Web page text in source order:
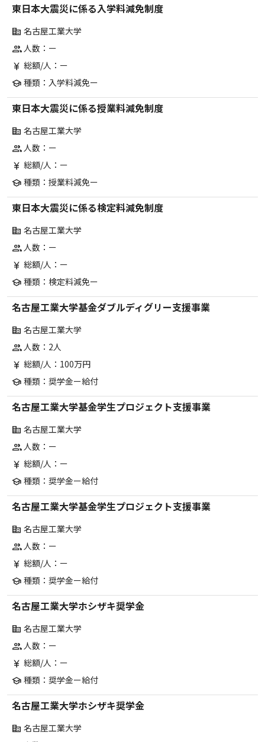
東日本大震災に係る入学料減免制度
corporate_fare 名古屋工業大学
group人数：ー
currency_yen 総額/人：ー
school 種類：入学料減免ー
東日本大震災に係る授業料減免制度
corporate_fare 名古屋工業大学
group人数：ー
currency_yen 総額/人：ー
school 種類：授業料減免ー
東日本大震災に係る検定料減免制度
corporate_fare 名古屋工業大学
group人数：ー
currency_yen 総額/人：ー
school 種類：検定料減免ー
名古屋工業大学基金ダブルディグリー支援事業
corporate_fare 名古屋工業大学
group人数：2人
currency_yen 総額/人：100万円
school 種類：奨学金ー給付
名古屋工業大学基金学生プロジェクト支援事業
corporate_fare 名古屋工業大学
group人数：ー
currency_yen 総額/人：ー
school 種類：奨学金ー給付
名古屋工業大学基金学生プロジェクト支援事業
corporate_fare 名古屋工業大学
group人数：ー
currency_yen 総額/人：ー
school 種類：奨学金ー給付
名古屋工業大学ホシザキ奨学金
corporate_fare 名古屋工業大学
group人数：ー
currency_yen 総額/人：ー
school 種類：奨学金ー給付
名古屋工業大学ホシザキ奨学金
corporate_fare 名古屋工業大学